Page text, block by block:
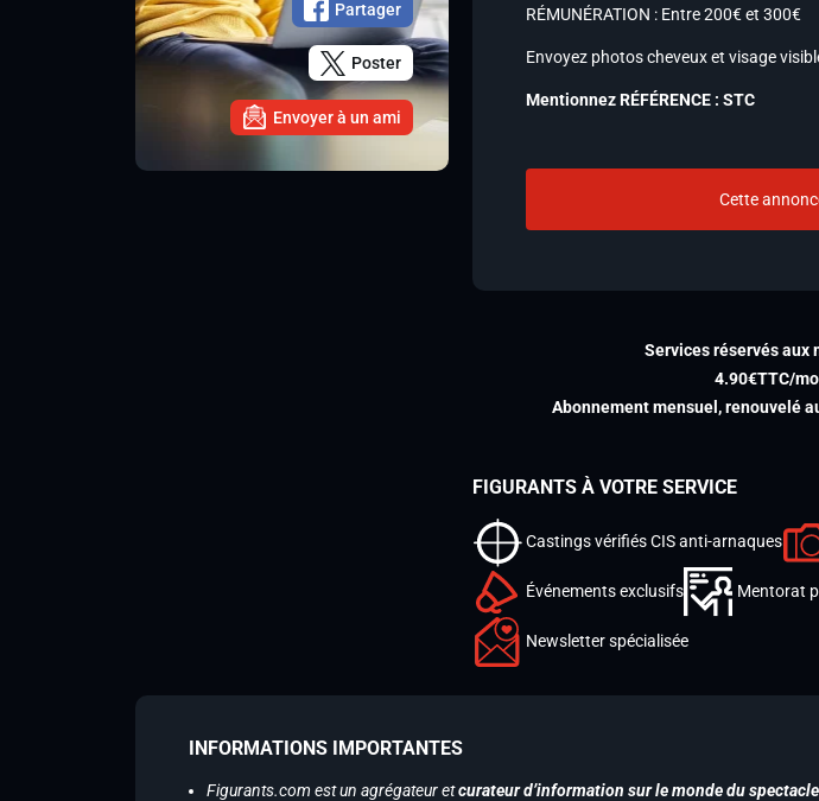
Partager
Poster
Envoyer à un ami
RÉMUNÉRATION : Entre 200€ et 300€
Envoyez photos cheveux et visage
Mentionnez RÉFÉRENCE : STC
Cette
Services réservés aux
4.90€TTC/
Abonnement mensuel, renouvelé
FIGURANTS À VOTRE SERVICE
Castings vérifiés CIS anti-arnaques
Événements exclusifs Mentorat
Newsletter spécialisée
INFORMATIONS IMPORTANTES
Figurants.com est un agrégateur etcurateur d’information sur le monde du